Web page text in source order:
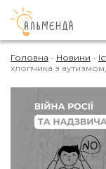
Головна - Новини -
хлопчика з